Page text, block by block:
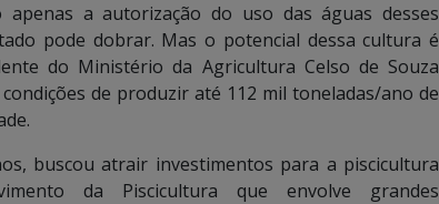
a autorização do uso das águas desses
pode dobrar. Mas o potencial dessa cultura é
do Ministério da Agricultura Celso de Souza
de produzir até 112 mil toneladas/ano de
buscou atrair investimentos para a piscicultura
da Piscicultura que envolve grandes